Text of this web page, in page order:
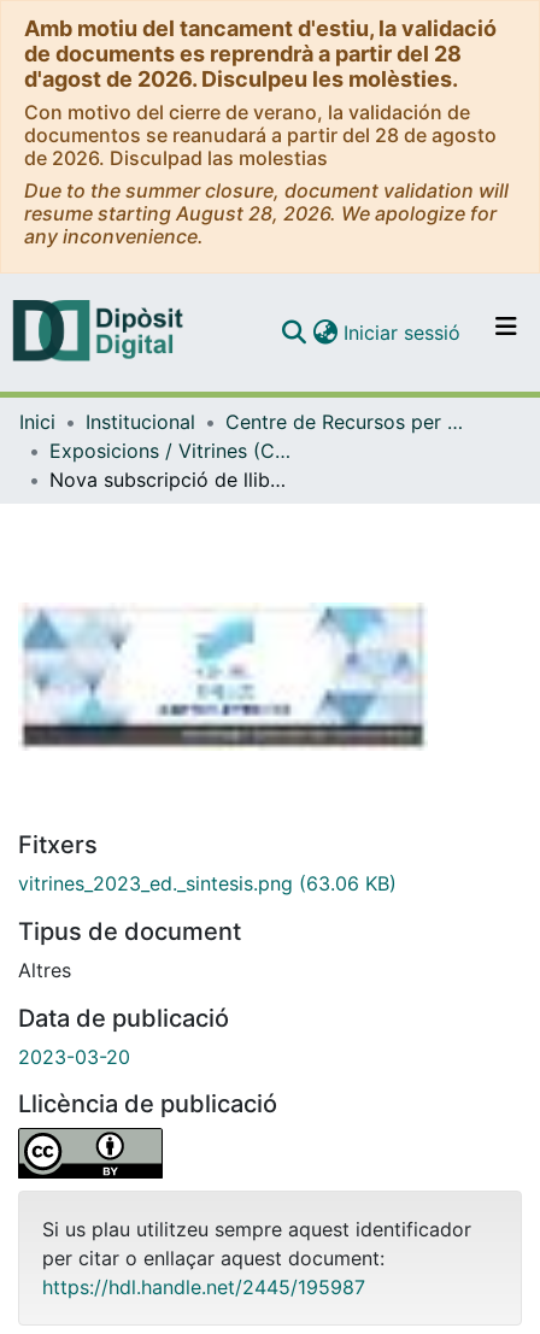
Amb motiu del tancament d'estiu, la validació
de documents es reprendrà a partir del 28
d'agost de 2026. Disculpeu les molèsties.
Con motivo del cierre de verano, la validación de
documentos se reanudará a partir del 28 de agosto
de 2026. Disculpad las molestias
Due to the summer closure, document validation will
resume starting August 28, 2026. We apologize for
any inconvenience.
Navega per tot el DD
Com publicar
Iniciar sessió (current)
Inici Institucional
Centre de Recursos per a l'Aprenentatge i la Investigació (CRAI-UB) - Institucional
Exposicions / Vitrines (CRAI-UB)
Nova subscripció de llibres electrònics de l'editorial Síntesis. (Març 2023)
Fitxers
vitrines_2023_ed._sintesis.png (63.06 KB)
Tipus de document
Altres
Data de publicació
2023-03-20
Llicència de publicació
Si us plau utilitzeu sempre aquest identificador
per citar o enllaçar aquest document:
https://hdl.handle.net/2445/195987